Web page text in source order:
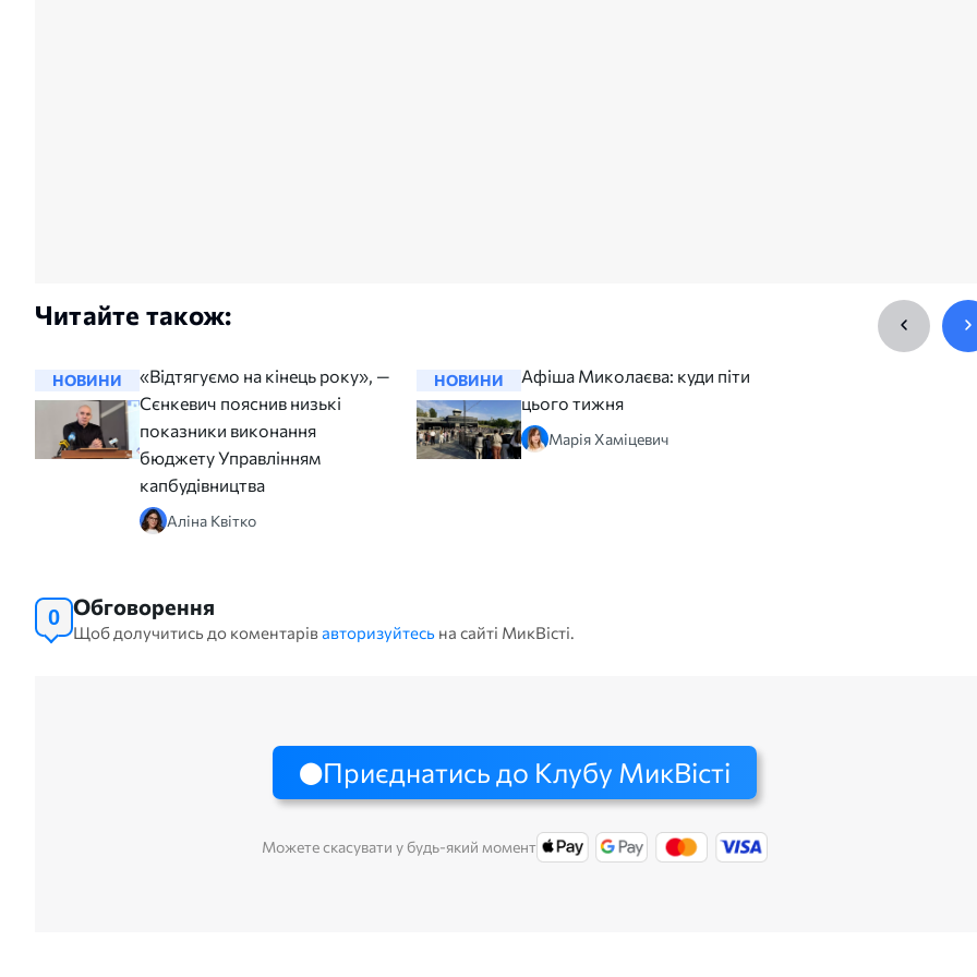
Читайте також:
НОВИНИ
«Відтягуємо на кінець року», —
Сєнкевич пояснив низькі
показники виконання
бюджету Управлінням
капбудівництва
Аліна Квітко
НОВИНИ
Афіша Миколаєва: куди піти
цього тижня
Марія Хаміцевич
0 Обговорення
Щоб долучитись до коментарівавторизуйтесь на сайті МикВісті.
Приєднатись до Клубу МикВісті
Можете скасувати у будь-який момент